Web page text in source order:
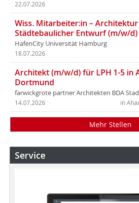
22.07.2026
Wiss. Mitarbeiter:in –
Städtebaulicher Entwurf (m/w/d)
HafenCity Universität Hamburg
18.07.2026
Architekt (m/w/d) für LPH 1-5 in
Dortmund
farwickgrote partner Architekten BDA
in
14.07.2026
Mehr Stellen
Service